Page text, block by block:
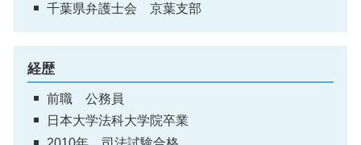
千葉県弁護士会 京葉支部
経歴
前職 公務員
日本大学法科大学院卒業